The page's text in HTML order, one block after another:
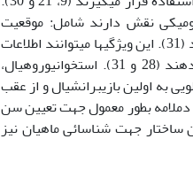
نقش دارند شامل: موقعیت
قرارگرفتن سولکوس، ارتفاع نسبی، طول نسبی میانی، شکل لبه پشتی و تحتانی اتولیت می­باشند (31). این ویژگی­ها می­توانند اطلاعات
ارزشمندی در زمینه شناسایی و تفکیک گونه­ها و نیز بررسی گوناگونی­های درون­گونه­ای ارائه دهند (28 و 31). استخوان­یوروهیال،
به اولین بازی­برانشیال و از عقب
ماهی­شناسی، از استخوان دم­لامه بطور معمول جهت تعیین سن
سبب شده که از این ساختار جهت شناسائی ماهیان نیز